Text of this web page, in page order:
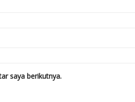
saya berikutnya.